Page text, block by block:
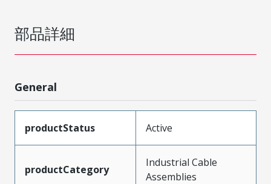
部品詳細
General
productStatus Active
productCategory
Industrial Cable
Assemblies